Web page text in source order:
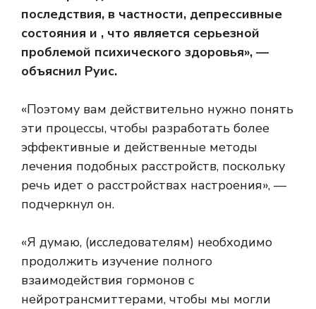
последствия, в частности, депрессивные
состояния и , что является серьезной
проблемой психического здоровья», —
объяснил Руис.
«Поэтому вам действительно нужно понять
эти процессы, чтобы разработать более
эффективные и действенные методы
лечения подобных расстройств, поскольку
речь идет о расстройствах настроения», —
подчеркнул он.
«Я думаю, (исследователям) необходимо
продолжить изучение полного
взаимодействия гормонов с
нейротрансмиттерами, чтобы мы могли